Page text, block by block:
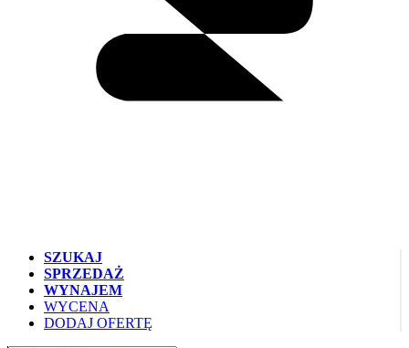
SZUKAJ
SPRZEDAŻ
WYNAJEM
WYCENA
DODAJ OFERTĘ